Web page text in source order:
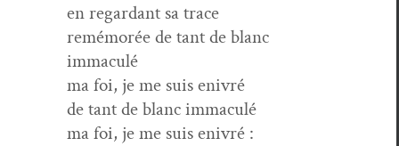
en regar­dant sa trace
remé­morée de tant de blanc
immaculé
ma foi, je me suis enivré
de tant de blanc immaculé
ma foi, je me suis enivré :